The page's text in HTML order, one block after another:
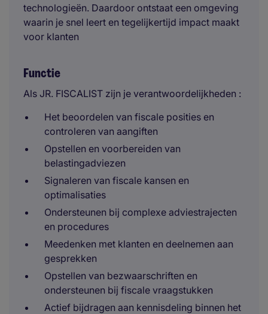
technologieën. Daardoor ontstaat een omgeving
waarin je snel leert en tegelijkertijd impact maakt
voor klanten
Functie
Als JR. FISCALIST zijn je verantwoordelijkheden :
Het beoordelen van fiscale posities en
controleren van aangiften
Opstellen en voorbereiden van
belastingadviezen
Signaleren van fiscale kansen en
optimalisaties
Ondersteunen bij complexe adviestrajecten
en procedures
Meedenken met klanten en deelnemen aan
gesprekken
Opstellen van bezwaarschriften en
ondersteunen bij fiscale vraagstukken
Actief bijdragen aan kennisdeling binnen het